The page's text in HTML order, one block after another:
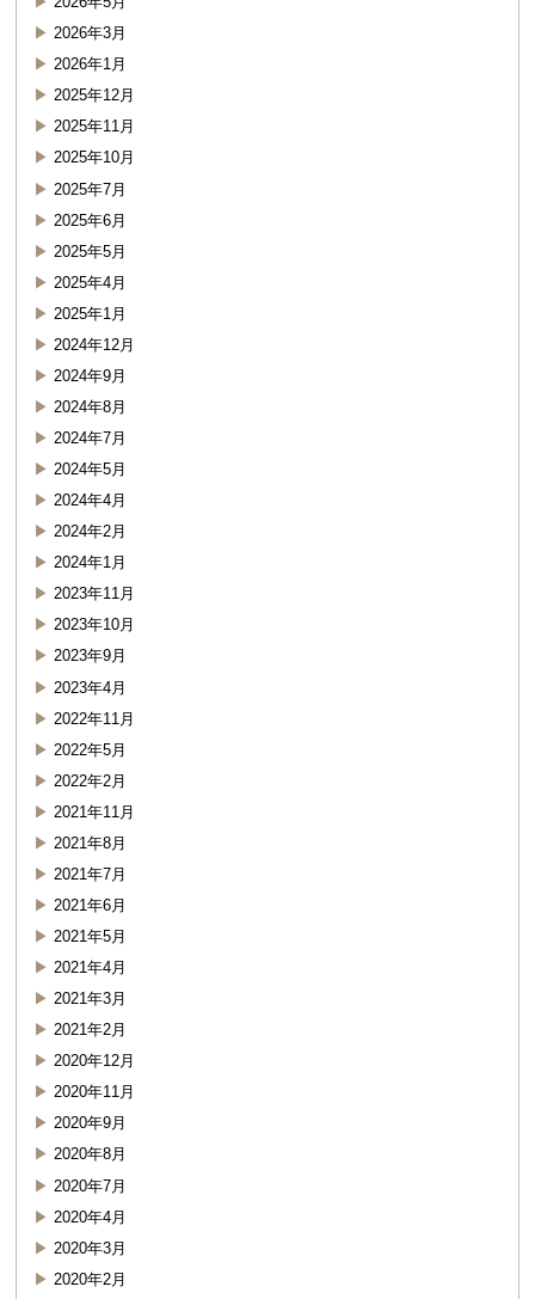
2026年3月
2026年1月
2025年12月
2025年11月
2025年10月
2025年7月
2025年6月
2025年5月
2025年4月
2025年1月
2024年12月
2024年9月
2024年8月
2024年7月
2024年5月
2024年4月
2024年2月
2024年1月
2023年11月
2023年10月
2023年9月
2023年4月
2022年11月
2022年5月
2022年2月
2021年11月
2021年8月
2021年7月
2021年6月
2021年5月
2021年4月
2021年3月
2021年2月
2020年12月
2020年11月
2020年9月
2020年8月
2020年7月
2020年4月
2020年3月
2020年2月